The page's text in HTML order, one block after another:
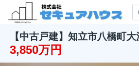
【中古戸建】知立市八橋町大
3,850万円